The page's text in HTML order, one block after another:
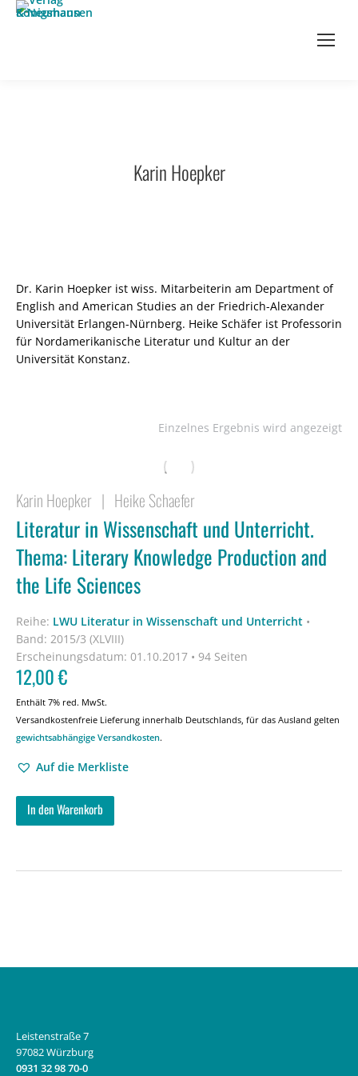
Karin Hoepker
Dr. Karin Hoepker ist wiss. Mitarbeiterin am Department of
English and American Studies an der Friedrich-Alexander
Universität Erlangen-Nürnberg. Heike Schäfer ist Professorin
für Nordamerikanische Literatur und Kultur an der
Universität Konstanz.
Einzelnes Ergebnis wird angezeigt
Karin Hoepker | Heike Schaefer
Literatur in Wissenschaft und Unterricht.
Thema: Literary Knowledge Production and
the Life Sciences
Reihe: LWU Literatur in Wissenschaft und Unterricht •
Band: 2015/3 (XLVIII)
Erscheinungsdatum: 01.10.2017 • 94 Seiten
12,00€
Enthält 7% red. MwSt.
Versandkostenfreie Lieferung innerhalb Deutschlands, für das Ausland gelten
gewichtsabhängige Versandkosten.
Auf die Merkliste
In den Warenkorb
Leistenstraße 7
97082 Würzburg
0931 32 98 70-0